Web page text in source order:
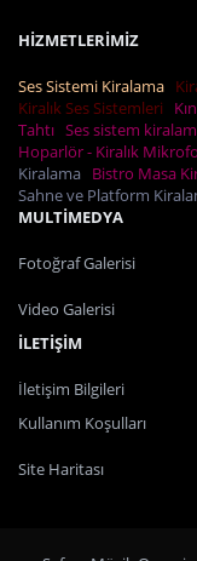
HİZMETLERİMİZ
Ses Sistemi Kiralama
Kiralık Ses Sistemleri
Tahtı Ses sistem
Hoparlör - Kiralık
Kiralama Bistro Masa
Sahne ve Platform
MULTİMEDYA
Fotoğraf Galerisi
Video Galerisi
İLETİŞİM
İletişim Bilgileri
Kullanım Koşulları
Site Haritası